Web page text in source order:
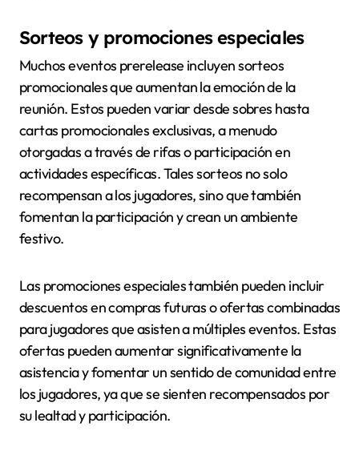
Sorteos y promociones especiales
Muchos eventos prerelease incluyen sorteos
promocionales que aumentan la emoción de la
reunión. Estos pueden variar desde sobres hasta
cartas promocionales exclusivas, a menudo
otorgadas a través de rifas o participación en
actividades específicas. Tales sorteos no solo
recompensan a los jugadores, sino que también
fomentan la participación y crean un ambiente
festivo.
Las promociones especiales también pueden incluir
descuentos en compras futuras o ofertas combinadas
para jugadores que asisten a múltiples eventos. Estas
ofertas pueden aumentar significativamente la
asistencia y fomentar un sentido de comunidad entre
los jugadores, ya que se sienten recompensados por
su lealtad y participación.